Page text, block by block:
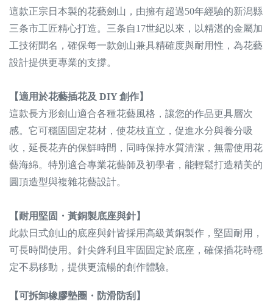
這款正宗日本製的花藝劍山，由擁有超過50年經驗的新潟縣
三条市工匠精心打造。三条自17世紀以來，以精湛的金屬加
工技術聞名，確保每一款劍山兼具精確度與耐用性，為花藝
設計提供更專業的支撐。
【適用於花藝插花及 DIY 創作】
這款長方形劍山適合各種花藝風格，讓您的作品更具層次
感。它可穩固固定花材，使花枝直立，促進水分與養分吸
收，延長花卉的保鮮時間，同時保持水質清潔，無需使用花
藝海綿。特別適合專業花藝師及初學者，能輕鬆打造精美的
圓頂造型與複雜花藝設計。
【耐用堅固・黃銅製底座與針】
此款日式劍山的底座與針皆採用高級黃銅製作，堅固耐用，
可長時間使用。針尖鋒利且牢固固定於底座，確保插花時穩
定不易移動，提供更流暢的創作體驗。
【可拆卸橡膠墊圈・防滑防刮】